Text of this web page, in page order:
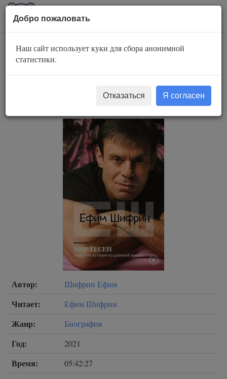
AuBook.org
Мир тесен. Короткие
истории из длинной
Автор: Шифрин Ефим
Читает: Ефим Шифрин
Жанр: Биография
Год: 2021
Время: 05:42:27
Добро пожаловать
Наш сайт использует куки для сбора анонимной
статистики.
Отказаться Я согласен